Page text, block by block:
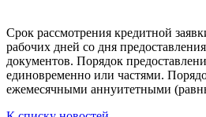
Срок рассмотрения кредитной
рабочих дней со дня
документов. Порядок
единовременно или частями.
ежемесячными аннуитетными